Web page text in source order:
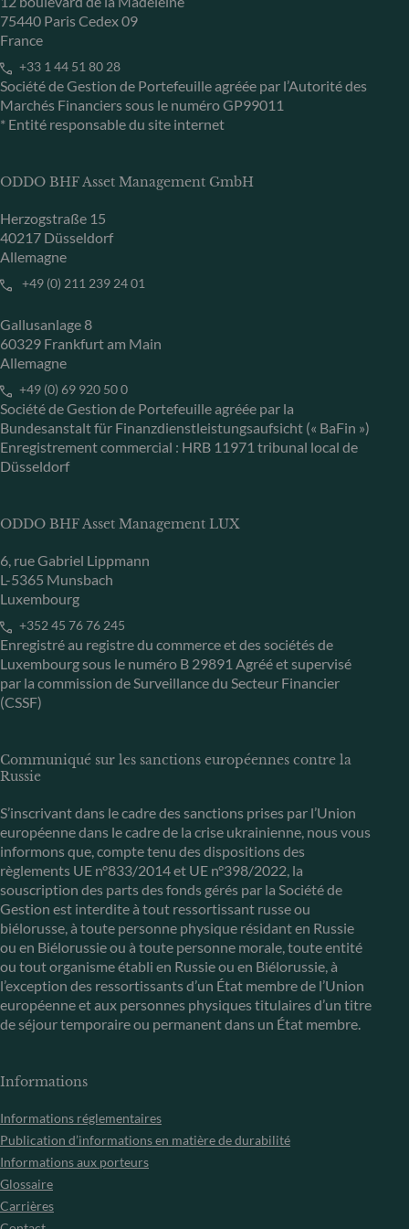
75440 Paris Cedex 09
France
+33 1 44 51 80 28
Société de Gestion de Portefeuille agréée par l’Autorité des
Marchés Financiers sous le numéro GP99011
* Entité responsable du site internet
ODDO BHF Asset Management GmbH
Herzogstraße 15
40217 Düsseldorf
Allemagne
+49 (0) 211 239 24 01
Gallusanlage 8
60329 Frankfurt am Main
Allemagne
+49 (0) 69 920 50 0
Société de Gestion de Portefeuille agréée par la
Bundesanstalt für Finanzdienstleistungsaufsicht (« BaFin »)
Enregistrement commercial : HRB 11971 tribunal local de
Düsseldorf
ODDO BHF Asset Management LUX
6, rue Gabriel Lippmann
L-5365 Munsbach
Luxembourg
+352 45 76 76 245
Enregistré au registre du commerce et des sociétés de
Luxembourg sous le numéro B 29891 Agréé et supervisé
par la commission de Surveillance du Secteur Financier
(CSSF)
Communiqué sur les sanctions européennes contre la
Russie
S’inscrivant dans le cadre des sanctions prises par l’Union
européenne dans le cadre de la crise ukrainienne, nous vous
informons que, compte tenu des dispositions des
règlements UE n°833/2014 et UE n°398/2022, la
souscription des parts des fonds gérés par la Société de
Gestion est interdite à tout ressortissant russe ou
biélorusse, à toute personne physique résidant en Russie
ou en Biélorussie ou à toute personne morale, toute entité
ou tout organisme établi en Russie ou en Biélorussie, à
l’exception des ressortissants d’un État membre de l’Union
européenne et aux personnes physiques titulaires d’un titre
de séjour temporaire ou permanent dans un État membre.
Informations
Informations réglementaires
Publication d’informations en matière de durabilité
Informations aux porteurs
Glossaire
Carrières